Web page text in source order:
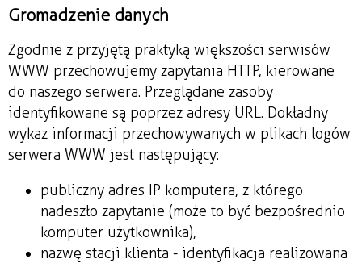
Gromadzenie danych
Zgodnie z przyjętą praktyką większości serwisów
WWW przechowujemy zapytania HTTP, kierowane
do naszego serwera. Przeglądane zasoby
identyfikowane są poprzez adresy URL. Dokładny
wykaz informacji przechowywanych w plikach logów
serwera WWW jest następujący:
publiczny adres IP komputera, z którego
nadeszło zapytanie (może to być bezpośrednio
komputer użytkownika),
nazwę stacji klienta - identyfikacja realizowana